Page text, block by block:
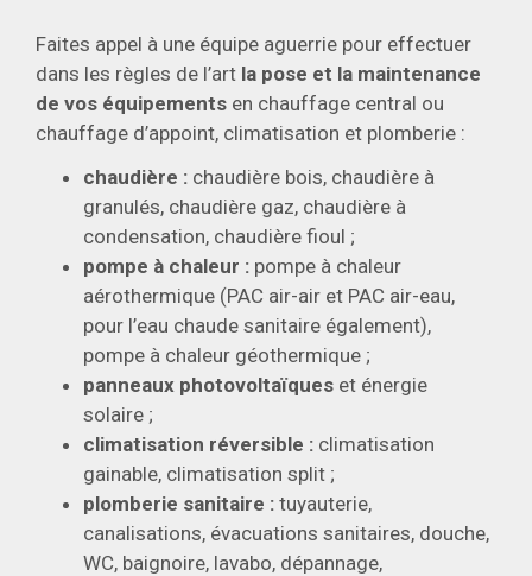
Faites appel à une équipe aguerrie pour effectuer
dans les règles de l’art la pose et la maintenance
de vos équipements en chauffage central ou
chauffage d’appoint, climatisation et plomberie :
chaudière : chaudière bois, chaudière à
granulés, chaudière gaz, chaudière à
condensation, chaudière fioul ;
pompe à chaleur : pompe à chaleur
aérothermique (PAC air-air et PAC air-eau,
pour l’eau chaude sanitaire également),
pompe à chaleur géothermique ;
panneaux photovoltaïques et énergie
solaire ;
climatisation réversible : climatisation
gainable, climatisation split ;
plomberie sanitaire : tuyauterie,
canalisations, évacuations sanitaires, douche,
WC, baignoire, lavabo, dépannage,